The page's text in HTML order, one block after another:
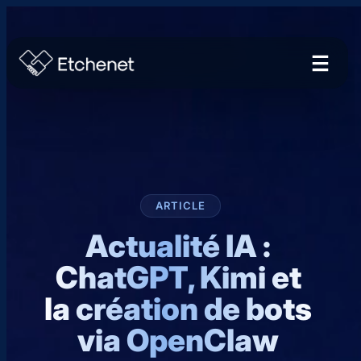
ARTICLE
Actualité IA :
ChatGPT, Kimi et
la création de bots
via OpenClaw